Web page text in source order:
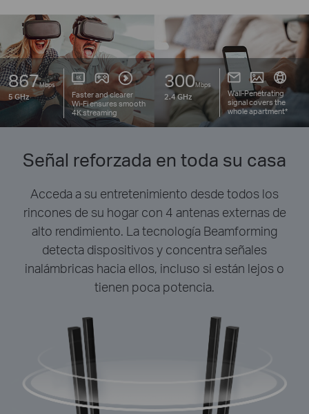
867Mbps
5 GHz
Faster and clearer
Wi-Fiensures smooth
4K streaming
300Mbps
2.4 GHz
Wall-Penetrating
signal covers the
whole apartment*
Señal reforzada en toda su casa
Acceda a su entretenimiento desde todos los
rincones de su hogar con 4 antenas externas de
alto rendimiento. La tecnología Beamforming
detecta dispositivos y concentra señales
inalámbricas hacia ellos, incluso si están lejos o
tienen poca potencia.